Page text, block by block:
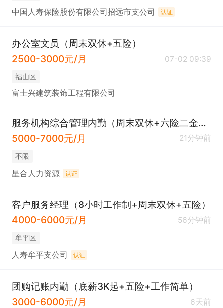
中国人寿保险股份有限公司招远市支公司 认证
办公室文员（周末双休+五险）
2500-3000元/月
07-02 09:39
福山区
富士兴建筑装饰工程有限公司
服务机构综合管理内勤（周末双休+六险二金+各种补贴）
5000-7000元/月
21分钟前
不限
星合人力资源 认证
客户服务经理（8小时工作制+周末双休+五险）
4000-6000元/月
56分钟前
牟平区
人寿牟平支公司 认证
团购记账内勤（底薪3K起+五险+工作简单）
3000-6000元/月
6天前